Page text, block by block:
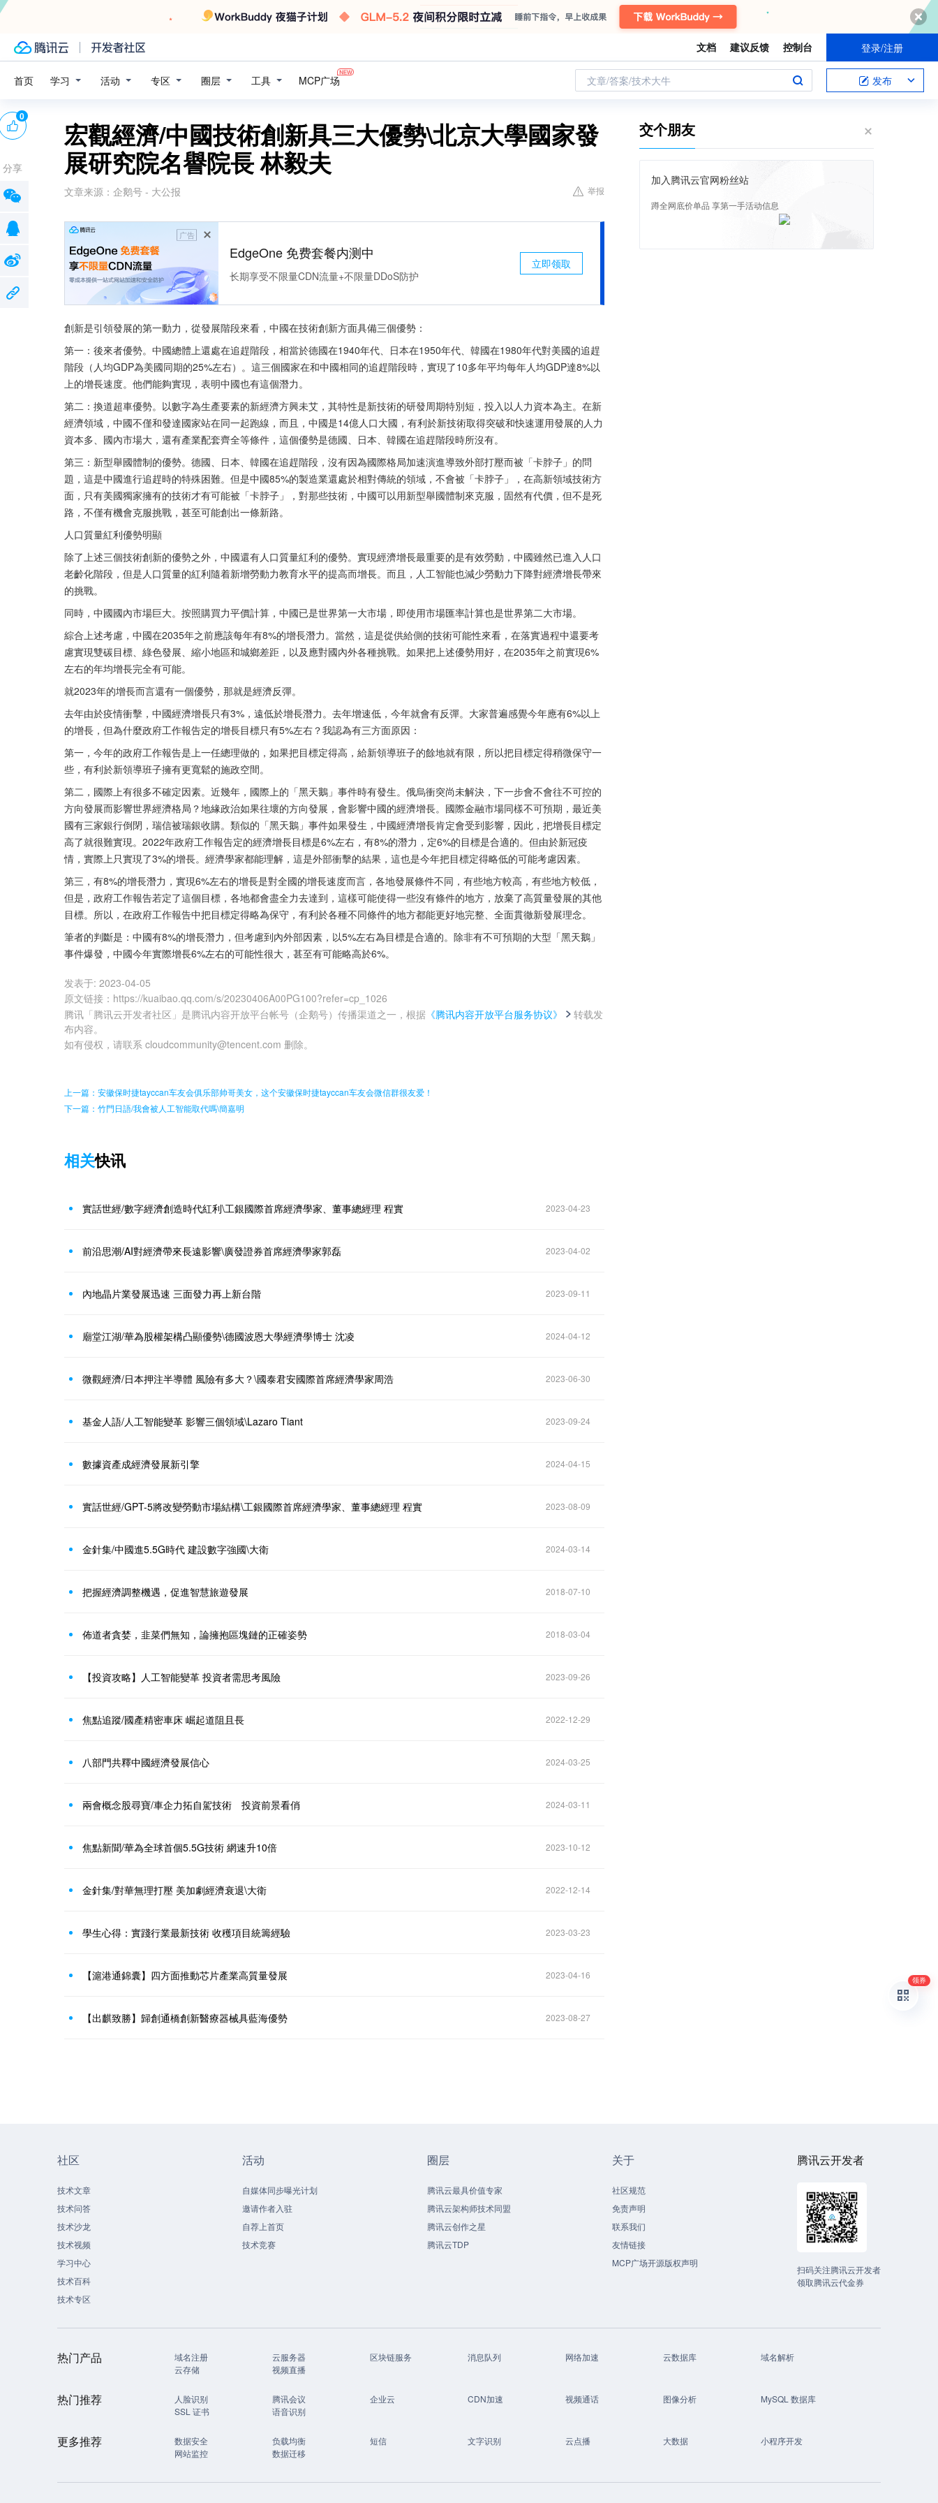
文档 建议反馈 控制台 登录/注册
首页 学习 活动 专区 圈层 工具 MCP广场 文章/答案/技术大牛 发布
宏觀經濟/中國技術創新具三大優勢\北京大學國家發
展研究院名譽院長 林毅夫
文章来源： 企鹅号 - 大公报 举报
广告
EdgeOne 免费套餐内测中
长期享受不限量CDN流量+不限量DDoS防护
立即领取
創新是引領發展的第一動力，從發展階段來看，中國在技術創新方面具備三個優勢：
第一：後來者優勢。中國總體上還處在追趕階段，相當於德國在1940年代、日本在1950年代、韓國在1980年代對美國的追趕
階段（人均GDP為美國同期的25%左右）。這三個國家在和中國相同的追趕階段時，實現了10多年平均每年人均GDP達8%以
上的增長速度。他們能夠實現，表明中國也有這個潛力。
第二：換道超車優勢。以數字為生產要素的新經濟方興未艾，其特性是新技術的研發周期特別短，投入以人力資本為主。在新
經濟領域，中國不僅和發達國家站在同一起跑線，而且，中國是14億人口大國，有利於新技術取得突破和快速運用發展的人力
資本多、國內市場大，還有產業配套齊全等條件，這個優勢是德國、日本、韓國在追趕階段時所沒有。
第三：新型舉國體制的優勢。德國、日本、韓國在追趕階段，沒有因為國際格局加速演進導致外部打壓而被「卡脖子」的問
題，這是中國進行追趕時的特殊困難。但是中國85%的製造業還處於相對傳統的領域，不會被「卡脖子」，在高新領域技術方
面，只有美國獨家擁有的技術才有可能被「卡脖子」，對那些技術，中國可以用新型舉國體制來克服，固然有代價，但不是死
路，不僅有機會克服挑戰，甚至可能創出一條新路。
人口質量紅利優勢明顯
除了上述三個技術創新的優勢之外，中國還有人口質量紅利的優勢。實現經濟增長最重要的是有效勞動，中國雖然已進入人口
老齡化階段，但是人口質量的紅利隨着新增勞動力教育水平的提高而增長。而且，人工智能也減少勞動力下降對經濟增長帶來
的挑戰。
同時，中國國內市場巨大。按照購買力平價計算，中國已是世界第一大市場，即使用市場匯率計算也是世界第二大市場。
綜合上述考慮，中國在2035年之前應該每年有8%的增長潛力。當然，這是從供給側的技術可能性來看，在落實過程中還要考
慮實現雙碳目標、綠色發展、縮小地區和城鄉差距，以及應對國內外各種挑戰。如果把上述優勢用好，在2035年之前實現6%
左右的年均增長完全有可能。
就2023年的增長而言還有一個優勢，那就是經濟反彈。
去年由於疫情衝擊，中國經濟增長只有3%，遠低於增長潛力。去年增速低，今年就會有反彈。大家普遍感覺今年應有6%以上
的增長，但為什麼政府工作報告定的增長目標只有5%左右？我認為有三方面原因：
第一，今年的政府工作報告是上一任總理做的，如果把目標定得高，給新領導班子的餘地就有限，所以把目標定得稍微保守一
些，有利於新領導班子擁有更寬鬆的施政空間。
第二，國際上有很多不確定因素。近幾年，國際上的「黑天鵝」事件時有發生。俄烏衝突尚未解決，下一步會不會往不可控的
方向發展而影響世界經濟格局？地緣政治如果往壞的方向發展，會影響中國的經濟增長。國際金融市場同樣不可預期，最近美
國有三家銀行倒閉，瑞信被瑞銀收購。類似的「黑天鵝」事件如果發生，中國經濟增長肯定會受到影響，因此，把增長目標定
高了就很難實現。2022年政府工作報告定的經濟增長目標是6%左右，有8%的潛力，定6%的目標是合適的。但由於新冠疫
情，實際上只實現了3%的增長。經濟學家都能理解，這是外部衝擊的結果，這也是今年把目標定得略低的可能考慮因素。
第三，有8%的增長潛力，實現6%左右的增長是對全國的增長速度而言，各地發展條件不同，有些地方較高，有些地方較低，
但是，政府工作報告若定了這個目標，各地都會盡全力去達到，這樣可能使得一些沒有條件的地方，放棄了高質量發展的其他
目標。所以，在政府工作報告中把目標定得略為保守，有利於各種不同條件的地方都能更好地完整、全面貫徹新發展理念。
筆者的判斷是：中國有8%的增長潛力，但考慮到內外部因素，以5%左右為目標是合適的。除非有不可預期的大型「黑天鵝」
事件爆發，中國今年實際增長6%左右的可能性很大，甚至有可能略高於6%。
发表于: 2023-04-05
原文链接 ： https://kuaibao.qq.com/s/20230406A00PG100?refer=cp_1026
腾讯「腾讯云开发者社区」是腾讯内容开放平台帐号（企鹅号）传播渠道之一，根据 《腾讯内容开放平台服务协议》
转载发
布内容。
如有侵权，请联系 cloudcommunity@tencent.com 删除。
0
分享
上一篇：安徽保时捷tayccan车友会俱乐部帅哥美女，这个安徽保时捷tayccan车友会微信群很友爱！
下一篇：竹門日語/我會被人工智能取代嗎\簡嘉明
相关快讯
實話世經/數字經濟創造時代紅利\工銀國際首席經濟學家、董事總經理 程實 2023-04-23
前沿思潮/AI對經濟帶來長遠影響\廣發證券首席經濟學家郭磊 2023-04-02
內地晶片業發展迅速 三面發力再上新台階 2023-09-11
廟堂江湖/華為股權架構凸顯優勢\德國波恩大學經濟學博士 沈凌 2024-04-12
微觀經濟/日本押注半導體 風險有多大？\國泰君安國際首席經濟學家周浩 2023-06-30
基金人語/人工智能變革 影響三個領域\Lazaro Tiant 2023-09-24
數據資產成經濟發展新引擎 2024-04-15
實話世經/GPT-5將改變勞動市場結構\工銀國際首席經濟學家、董事總經理 程實 2023-08-09
金針集/中國進5.5G時代 建設數字強國\大衛 2024-03-14
把握經濟調整機遇，促進智慧旅遊發展 2018-07-10
佈道者貪婪，韭菜們無知，論擁抱區塊鏈的正確姿勢 2018-03-04
【投資攻略】人工智能變革 投資者需思考風險 2023-09-26
焦點追蹤/國產精密車床 崛起道阻且長 2022-12-29
八部門共釋中國經濟發展信心 2024-03-25
兩會概念股尋寶/車企力拓自駕技術 投資前景看俏 2024-03-11
焦點新聞/華為全球首個5.5G技術 網速升10倍 2023-10-12
金針集/對華無理打壓 美加劇經濟衰退\大衛 2022-12-14
學生心得：實踐行業最新技術 收穫項目統籌經驗 2023-03-23
【滬港通錦囊】四方面推動芯片產業高質量發展 2023-04-16
【出麒致勝】歸創通橋創新醫療器械具藍海優勢 2023-08-27
交个朋友
加入腾讯云官网粉丝站
蹲全网底价单品 享第一手活动信息
社区
技术文章
技术问答
技术沙龙
技术视频
学习中心
技术百科
技术专区
活动
自媒体同步曝光计划
邀请作者入驻
自荐上首页
技术竞赛
圈层
腾讯云最具价值专家
腾讯云架构师技术同盟
腾讯云创作之星
腾讯云TDP
关于
社区规范
免责声明
联系我们
友情链接
MCP广场开源版权声明
腾讯云开发者
扫码关注腾讯云开发者
领取腾讯云代金券
热门产品 域名注册 云服务器 区块链服务 消息队列 网络加速 云数据库
域名解析
云存储
视频直播
热门推荐 人脸识别 腾讯会议 企业云 CDN加速 视频通话 图像分析
MySQL 数据库
SSL 证书
语音识别
更多推荐 数据安全 负载均衡 短信 文字识别 云点播 大数据
小程序开发
网站监控
数据迁移
领券